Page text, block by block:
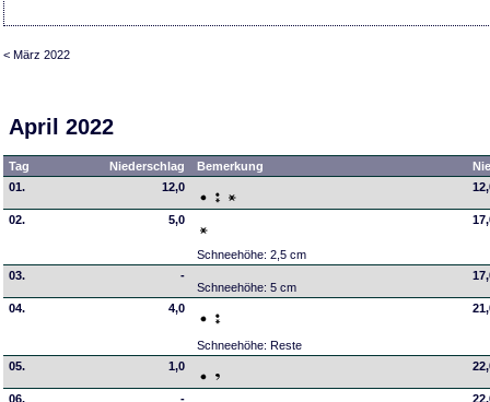
< März 2022
April 2022
Tag Niederschlag Bemerkung
01.
12,0
02. 5,0
Schneehöhe: 2,5 cm
03.
-
Schneehöhe: 5 cm
04. 4,0
Schneehöhe: Reste
05. 1,0
06. -